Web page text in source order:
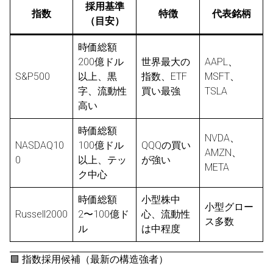
指数
採用基準
（目安）
特徴 代表銘柄
S&P500
時価総額
200億ドル
以上、黒
字、流動性
高い
世界最大の
指数、ETF
買い最強
AAPL、
MSFT、
TSLA
NASDAQ10
0
時価総額
100億ドル
以上、テッ
ク中心
QQQの買い
が強い
NVDA、
AMZN、
META
Russell2000
時価総額
2〜100億ド
ル
小型株中
心、流動性
は中程度
小型グロー
ス多数
🟩 指数採用候補（最新の構造強者）